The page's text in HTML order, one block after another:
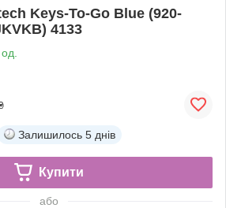
Keys-To-Go Blue (920-
4133
Залишилось 5 днів
Купити
або